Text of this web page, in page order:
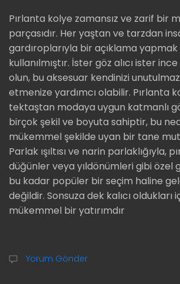
Pırlanta kolye zamansız ve zarif bir
parçasıdır. Her yaştan ve tarzdan
gardıroplarıyla bir açıklama yapmak
kullanılmıştır. İster göz alıcı ister
olun, bu aksesuar kendinizi
etmenize yardımcı olabilir. Pırlanta
tektaştan modaya uygun katmanlı
birçok şekil ve boyuta sahiptir, bu
mükemmel şekilde uyan bir tane
Parlak ışıltısı ve narin parlaklığıyla,
düğünler veya yıldönümleri gibi özel
bu kadar popüler bir seçim haline
değildir. Sonsuza dek kalıcı oldukları
mükemmel bir yatırımdır
Yorum Gönder